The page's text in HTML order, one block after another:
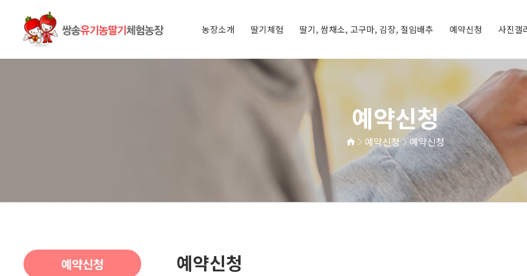
농장소개 딸기체험
아이들과 딸기체험
딸기 이야기
딸기, 쌈채소, 고구마, 김장, 절임배추
체험프로그램
예약신청
예약신청
예약현황
사진갤
예약신청
예약신청 예약신청
예약신청 예약신청